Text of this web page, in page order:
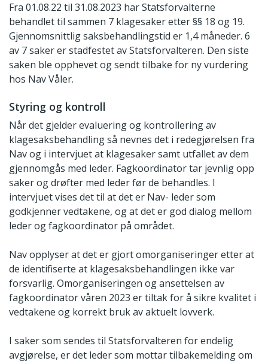
Fra 01.08.22 til 31.08.2023 har Statsforvalterne
behandlet til sammen 7 klagesaker etter §§ 18 og 19.
Gjennomsnittlig saksbehandlingstid er 1,4 måneder. 6
av 7 saker er stadfestet av Statsforvalteren. Den siste
saken ble opphevet og sendt tilbake for ny vurdering
hos Nav Våler.
Styring og kontroll
Når det gjelder evaluering og kontrollering av
klagesaksbehandling så nevnes det i redegjørelsen fra
Nav og i intervjuet at klagesaker samt utfallet av dem
gjennomgås med leder. Fagkoordinator tar jevnlig opp
saker og drøfter med leder før de behandles. I
intervjuet vises det til at det er Nav- leder som
godkjenner vedtakene, og at det er god dialog mellom
leder og fagkoordinator på området.
Nav opplyser at det er gjort omorganiseringer etter at
de identifiserte at klagesaksbehandlingen ikke var
forsvarlig. Omorganiseringen og ansettelsen av
fagkoordinator våren 2023 er tiltak for å sikre kvalitet i
vedtakene og korrekt bruk av aktuelt lovverk.
I saker som sendes til Statsforvalteren for endelig
avgjørelse, er det leder som mottar tilbakemelding om